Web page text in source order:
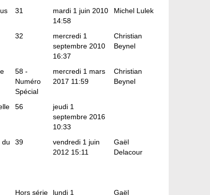
31
mardi 1 juin 2010
14:58
Michel Lulek
32
mercredi 1
septembre 2010
16:37
Christian
Beynel
58 -
Numéro
Spécial
mercredi 1 mars
2017 11:59
Christian
Beynel
56
jeudi 1
septembre 2016
10:33
du
39
vendredi 1 juin
2012 15:11
Gaël
Delacour
Hors série
lundi 1
Gaël